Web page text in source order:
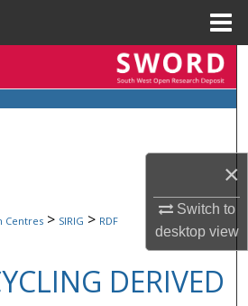
×
Switch to
desktopview
Collections
Network™
Centres > SIRIG > RDF
DERIVED